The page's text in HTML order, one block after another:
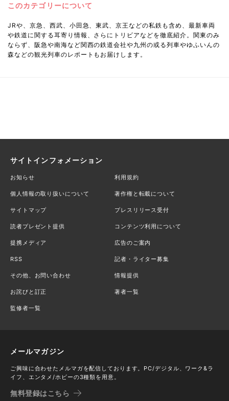
このカテゴリーについて
JRや、京急、西武、小田急、東武、京王などの私鉄も含め、最新車両
や鉄道に関する耳寄り情報、さらにトリビアなどを徹底紹介。関東のみ
ならず、阪急や南海など関西の鉄道会社や九州の或る列車やゆふいんの
森などの観光列車のレポートもお届けします。
サイトインフォメーション
お知らせ 利用規約
個人情報の取り扱いについて 著作権と転載について
サイトマップ プレスリリース受付
読者プレゼント提供 コンテンツ利用について
提携メディア 広告のご案内
RSS 記者・ライター募集
その他、お問い合わせ 情報提供
お詫びと訂正 著者一覧
監修者一覧
メールマガジン
ご興味に合わせたメルマガを配信しております。PC/デジタル、ワーク&ラ
イフ、エンタメ/ホビーの3種類を用意。
無料登録はこちら